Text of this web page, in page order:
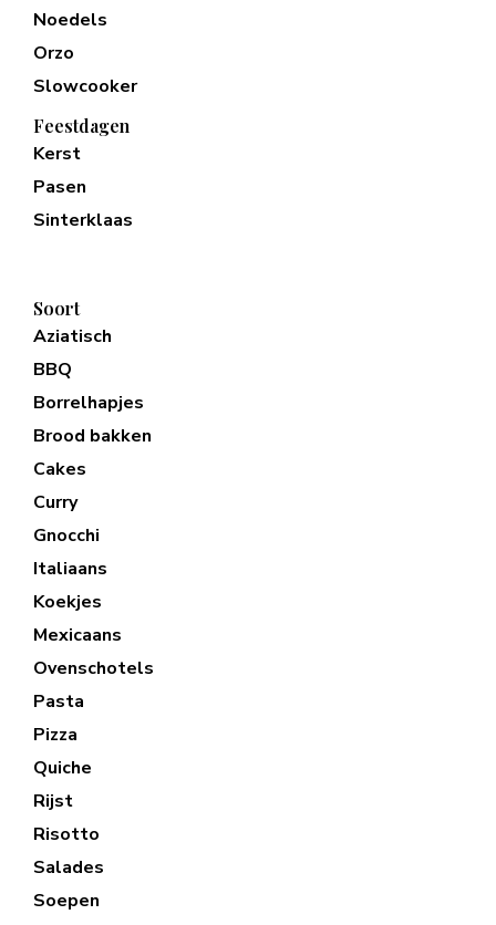
Noedels
Orzo
Slowcooker
Feestdagen
Kerst
Pasen
Sinterklaas
Soort
Aziatisch
BBQ
Borrelhapjes
Brood bakken
Cakes
Curry
Gnocchi
Italiaans
Koekjes
Mexicaans
Ovenschotels
Pasta
Pizza
Quiche
Rijst
Risotto
Salades
Soepen